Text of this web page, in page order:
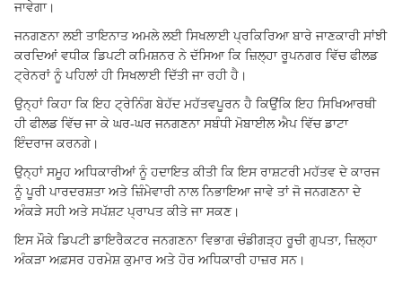
ਜਾਵੇਗਾ।
ਜਨਗਣਨਾ ਲਈ ਤਾਇਨਾਤ ਅਮਲੇ ਲਈ ਸਿਖਲਾਈ ਪ੍ਰਕਿਰਿਆ ਬਾਰੇ ਜਾਣਕਾਰੀ ਸਾਂਝੀ
ਕਰਦਿਆਂ ਵਧੀਕ ਡਿਪਟੀ ਕਮਿਸ਼ਨਰ ਨੇ ਦੱਸਿਆ ਕਿ ਜ਼ਿਲ੍ਹਾ ਰੂਪਨਗਰ ਵਿੱਚ ਫੀਲਡ
ਟ੍ਰੇਨਰਾਂ ਨੂੰ ਪਹਿਲਾਂ ਹੀ ਸਿਖਲਾਈ ਦਿੱਤੀ ਜਾ ਰਹੀ ਹੈ।
ਉਨ੍ਹਾਂ ਕਿਹਾ ਕਿ ਇਹ ਟ੍ਰੇਨਿੰਗ ਬੇਹੱਦ ਮਹੱਤਵਪੂਰਨ ਹੈ ਕਿਉਂਕਿ ਇਹ ਸਿਖਿਆਰਥੀ
ਹੀ ਫੀਲਡ ਵਿੱਚ ਜਾ ਕੇ ਘਰ-ਘਰ ਜਨਗਣਨਾ ਸਬੰਧੀ ਮੋਬਾਈਲ ਐਪ ਵਿੱਚ ਡਾਟਾ
ਇੰਦਰਾਜ ਕਰਨਗੇ।
ਉਨ੍ਹਾਂ ਸਮੂਹ ਅਧਿਕਾਰੀਆਂ ਨੂੰ ਹਦਾਇਤ ਕੀਤੀ ਕਿ ਇਸ ਰਾਸ਼ਟਰੀ ਮਹੱਤਵ ਦੇ ਕਾਰਜ
ਨੂੰ ਪੂਰੀ ਪਾਰਦਰਸ਼ਤਾ ਅਤੇ ਜ਼ਿੰਮੇਵਾਰੀ ਨਾਲ ਨਿਭਾਇਆ ਜਾਵੇ ਤਾਂ ਜੋ ਜਨਗਣਨਾ ਦੇ
ਅੰਕੜੇ ਸਹੀ ਅਤੇ ਸਪੱਸ਼ਟ ਪ੍ਰਾਪਤ ਕੀਤੇ ਜਾ ਸਕਣ।
ਇਸ ਮੌਕੇ ਡਿਪਟੀ ਡਾਇਰੈਕਟਰ ਜਨਗਣਨਾ ਵਿਭਾਗ ਚੰਡੀਗੜ੍ਹ ਰੂਚੀ ਗੁਪਤਾ, ਜ਼ਿਲ੍ਹਾ
ਅੰਕੜਾ ਅਫ਼ਸਰ ਹਰਮੇਸ਼ ਕੁਮਾਰ ਅਤੇ ਹੋਰ ਅਧਿਕਾਰੀ ਹਾਜ਼ਰ ਸਨ।